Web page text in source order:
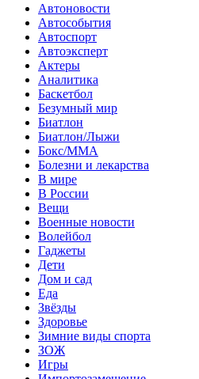
Автоновости
Автособытия
Автоспорт
Автоэксперт
Актеры
Аналитика
Баскетбол
Безумный мир
Биатлон
Биатлон/Лыжи
Бокс/MMA
Болезни и лекарства
В мире
В России
Вещи
Военные новости
Волейбол
Гаджеты
Дети
Дом и сад
Еда
Звёзды
Здоровье
Зимние виды спорта
ЗОЖ
Игры